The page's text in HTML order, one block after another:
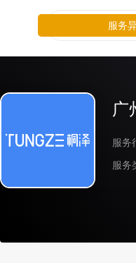
广
服务
服务
服务